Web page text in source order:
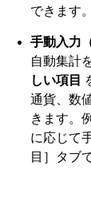
できます。
手動入力
自動集計
しい項目
通貨、数
きます。
に応じて
目］タブ